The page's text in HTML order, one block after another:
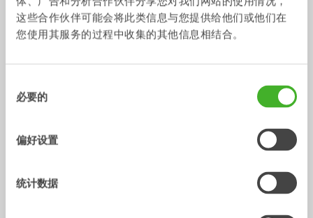
这些合作伙伴可能会将此类信息与您提供给他们或他们在
您使用其服务的过程中收集的其他信息相结合。
必要的
偏好设置
统计数据